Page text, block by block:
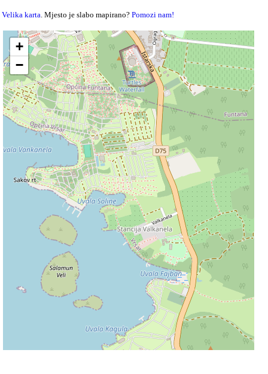
Velika karta. Mjesto je slabo mapirano?Pomozi nam!
+
−